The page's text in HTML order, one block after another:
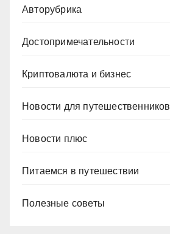
Авторубрика
Достопримечательности
Криптовалюта и бизнес
Новости для путешественников
Новости плюс
Питаемся в путешествии
Полезные советы